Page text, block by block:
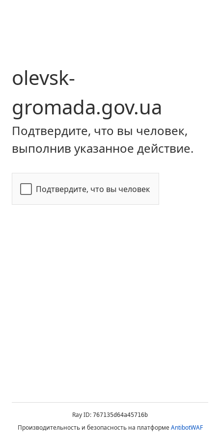
olevsk-
gromada.gov.ua
Подтвердите, что вы человек,
выполнив указанное действие.
Подтвердите, что вы человек
Ray ID: 767135d64a45716b
Производительность и безопасность на платформеAntibotWAF